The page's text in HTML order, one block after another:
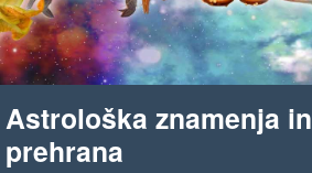
Astrološka znamenja in
prehrana